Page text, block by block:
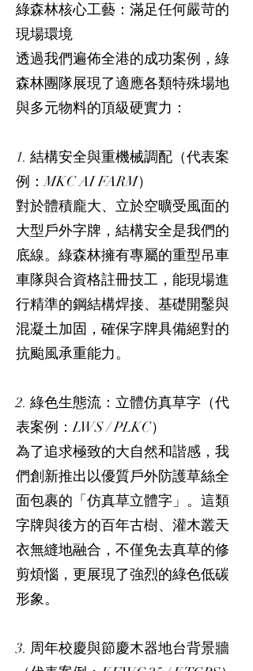
綠森林核心工藝：滿足任何嚴苛的
現場環境
透過我們遍佈全港的成功案例，綠
森林團隊展現了適應各類特殊場地
與多元物料的頂級硬實力：
1. 結構安全與重機械調配（代表案
例：MKC AI FARM）
對於體積龐大、立於空曠受風面的
大型戶外字牌，結構安全是我們的
底線。綠森林擁有專屬的重型吊車
車隊與合資格註冊技工，能現場進
行精準的鋼結構焊接、基礎開鑿與
混凝土加固，確保字牌具備絕對的
抗颱風承重能力。
2. 綠色生態流：立體仿真草字（代
表案例：LWS / PLKC）
為了追求極致的大自然和諧感，我
們創新推出以優質戶外防護草絲全
面包裹的「仿真草立體字」。這類
字牌與後方的百年古樹、灌木叢天
衣無縫地融合，不僅免去真草的修
剪煩惱，更展現了強烈的綠色低碳
形象。
3. 周年校慶與節慶木器地台背景牆